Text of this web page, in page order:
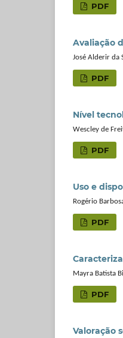
PDF
Avaliação
José Alderir da
PDF
Nível
Wescley de
PDF
Uso e
Rogério
PDF
Mayra Batista
PDF
Valoração